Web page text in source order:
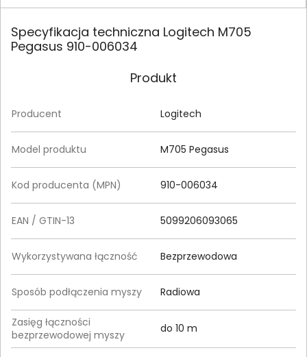
Specyfikacja techniczna Logitech M705
Pegasus 910-006034
Produkt
Producent Logitech
Model produktu M705 Pegasus
Kod producenta (MPN) 910-006034
EAN / GTIN-13 5099206093065
Wykorzystywana łączność Bezprzewodowa
Sposób podłączenia myszy Radiowa
Zasięg łączności
bezprzewodowej myszy
do 10 m